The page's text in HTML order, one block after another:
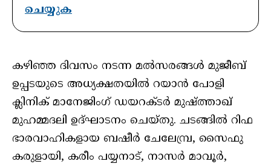
ചെയ്യുക
കഴിഞ്ഞ ദിവസം നടന്ന മല്‍സരങ്ങള്‍ മുജീബ്
ഉപ്പടയുടെ അധ്യക്ഷതയില്‍ റയാന്‍ പോളി
ക്ലിനിക് മാനേജിംഗ് ഡയറക്ടര്‍ മുഷ്ത്താഖ്
മുഹമ്മദലി ഉദ്ഘാടനം ചെയ്തു. ചടങ്ങില്‍ റിഫ
ഭാരവാഹികളായ ബഷീര്‍ ചേലേമ്പ്ര, സൈഫു
കരുളായി, കരീം പയ്യനാട്, നാസര്‍ മാവൂര്‍,